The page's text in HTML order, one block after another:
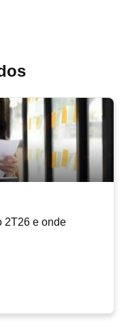
2T26 e onde